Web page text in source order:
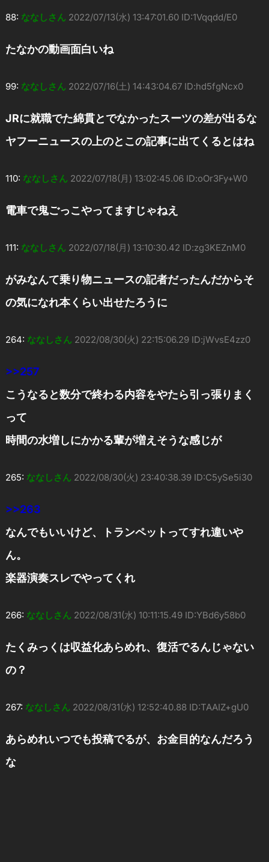
88: ななしさん 2022/07/13(水) 13:47:01.60 ID:1Vqqdd/E0
たなかの動画面白いね
99: ななしさん 2022/07/16(土) 14:43:04.67 ID:hd5fgNcx0
JRに就職でた綿貫とでなかったスーツの差が出るな
ヤフーニュースの上のとこの記事に出てくるとはね
110: ななしさん 2022/07/18(月) 13:02:45.06 ID:oOr3Fy+W0
電車で鬼ごっこやってますじゃねえ
111: ななしさん 2022/07/18(月) 13:10:30.42 ID:zg3KEZnM0
がみなんて乗り物ニュースの記者だったんだからそ
の気になれ本くらい出せたろうに
264: ななしさん 2022/08/30(火) 22:15:06.29 ID:jWvsE4zz0
>>257
こうなると数分で終わる内容をやたら引っ張りまく
って
時間の水増しにかかる輩が増えそうな感じが
265: ななしさん 2022/08/30(火) 23:40:38.39 ID:C5ySe5i30
>>263
なんでもいいけど、トランペットってすれ違いや
ん。
楽器演奏スレでやってくれ
266: ななしさん 2022/08/31(水) 10:11:15.49 ID:YBd6y58b0
たくみっくは収益化あらめれ、復活でるんじゃない
の？
267: ななしさん 2022/08/31(水) 12:52:40.88 ID:TAAIZ+gU0
あらめれいつでも投稿でるが、お金目的なんだろう
な